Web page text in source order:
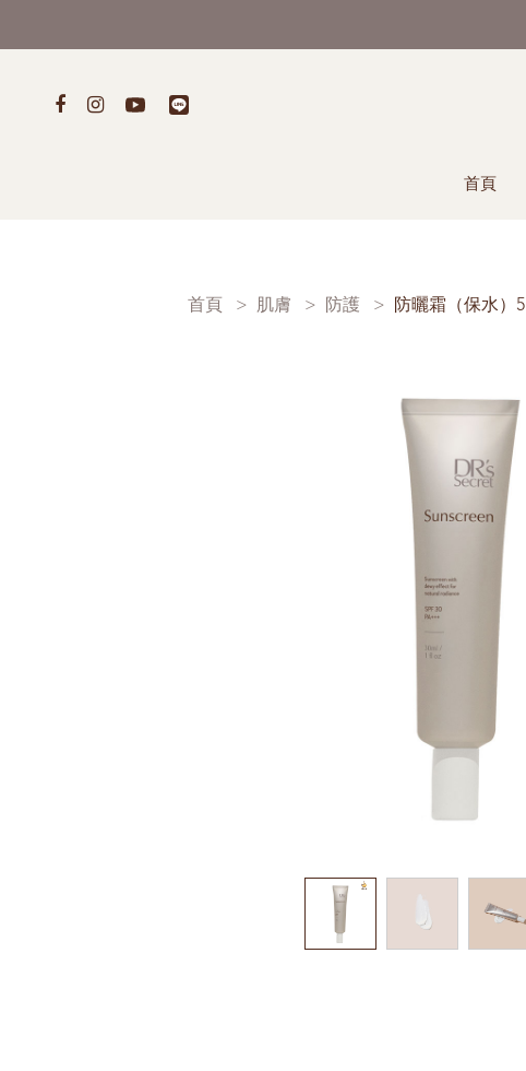
首頁
首頁 肌膚 防護 防曬霜（保水）5